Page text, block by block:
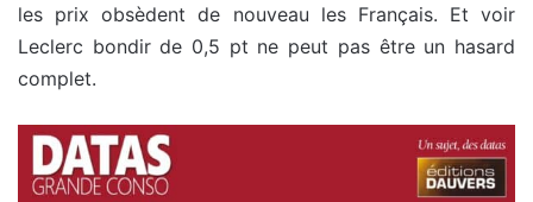
les prix obsèdent de nouveau les Français. Et voir
Leclerc bondir de 0,5 pt ne peut pas être un hasard
complet.